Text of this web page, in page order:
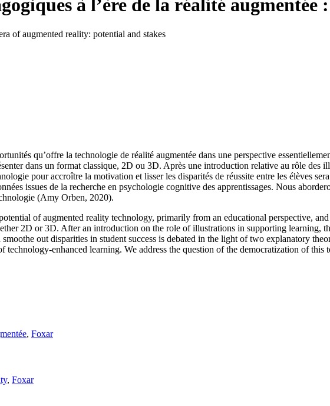
à l’ère de la réalité augmentée
of augmented reality: potential and stakes
qu’offre la technologie de réalité augmentée dans une perspective
dans un format classique, 2D ou 3D. Après une introduction relative au rôle des
pour accroître la motivation et lisser les disparités de réussite entre les élèves
issues de la recherche en psychologie cognitive des apprentissages. Nous
(Amy Orben, 2020).
of augmented reality technology, primarily from an educational perspective,
2D or 3D. After an introduction on the role of illustrations in supporting learning,
out disparities in student success is debated in the light of two explanatory
technology-enhanced learning. We address the question of the democratization of
, Foxar
, Foxar